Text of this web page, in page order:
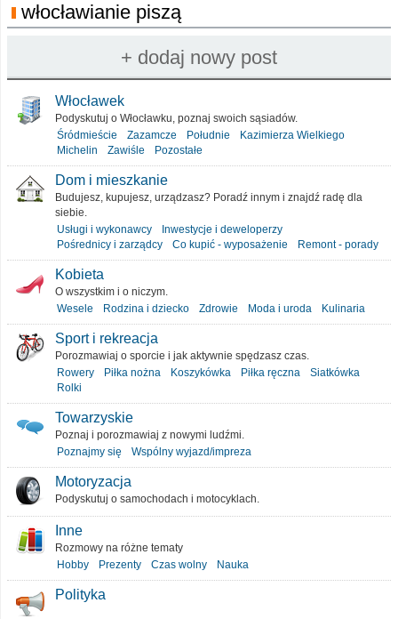
włocławianie piszą
Włocławek
Podyskutuj o Włocławku, poznaj swoich sąsiadów.
Śródmieście
Zazamcze Południe
Kazimierza Wielkiego
Michelin
Zawiśle Pozostałe
Dom i mieszkanie
Budujesz, kupujesz, urządzasz? Poradź innym i znajdź radę dla
siebie.
Usługi i wykonawcy
Inwestycje i deweloperzy
Pośrednicy i zarządcy
Co kupić - wyposażenie Remont - porady
Kobieta
O wszystkim i o niczym.
Wesele
Rodzina i dziecko Zdrowie Moda i uroda Kulinaria
Sport i rekreacja
Porozmawiaj o sporcie i jak aktywnie spędzasz czas.
Rowery
Piłka nożna Koszykówka Piłka ręczna
Siatkówka
Rolki
Towarzyskie
Poznaj i porozmawiaj z nowymi ludźmi.
Poznajmy się
Wspólny wyjazd/impreza
Motoryzacja
Podyskutuj o samochodach i motocyklach.
Inne
Rozmowy na różne tematy
Hobby
Prezenty Czas wolny Nauka
Polityka